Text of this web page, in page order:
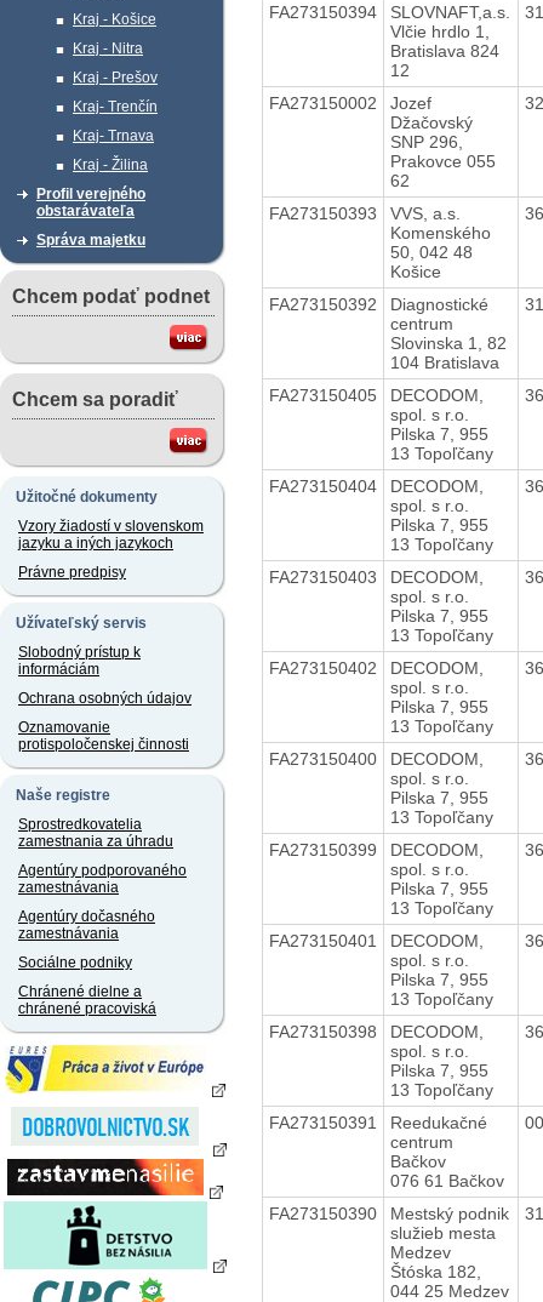
Kraj - Košice
Kraj - Nitra
Kraj - Prešov
Kraj- Trenčín
Kraj- Trnava
Kraj - Žilina
Profil verejného
obstarávateľa
Správa majetku
Chcem podať podnet
Chcem sa poradiť
Užitočné dokumenty
Vzory žiadostí v slovenskom
jazyku a iných jazykoch
Právne predpisy
Užívateľský servis
Slobodný prístup k
informáciám
Ochrana osobných údajov
Oznamovanie
protispoločenskej činnosti
Naše registre
Sprostredkovatelia
zamestnania za úhradu
Agentúry podporovaného
zamestnávania
Agentúry dočasného
zamestnávania
Sociálne podniky
Chránené dielne a
chránené pracoviská
FA273150394
SLOVNAFT,a.s.
Vlčie hrdlo 1,
Bratislava 824
12
FA273150002
Jozef
Džačovský
SNP 296,
Prakovce 055
62
FA273150393
VVS, a.s.
Komenského
50, 042 48
Košice
FA273150392
Diagnostické
centrum
Slovinska 1, 82
104 Bratislava
FA273150405
DECODOM,
spol. s r.o.
Pilska 7, 955
13 Topoľčany
FA273150404
DECODOM,
spol. s r.o.
Pilska 7, 955
13 Topoľčany
FA273150403
DECODOM,
spol. s r.o.
Pilska 7, 955
13 Topoľčany
FA273150402
DECODOM,
spol. s r.o.
Pilska 7, 955
13 Topoľčany
FA273150400
DECODOM,
spol. s r.o.
Pilska 7, 955
13 Topoľčany
FA273150399
DECODOM,
spol. s r.o.
Pilska 7, 955
13 Topoľčany
FA273150401
DECODOM,
spol. s r.o.
Pilska 7, 955
13 Topoľčany
FA273150398
DECODOM,
spol. s r.o.
Pilska 7, 955
13 Topoľčany
FA273150391
Reedukačné
centrum
Bačkov
076 61 Bačkov
FA273150390
Mestský podnik
služieb mesta
Medzev
Štóska 182,
044 25 Medzev